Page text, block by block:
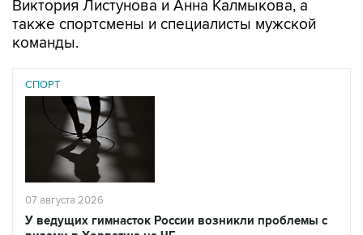
Виктория Листунова и Анна Калмыкова, а
также спортсмены и специалисты мужской
команды.
СПОРТ
07 августа 2026
У ведущих гимнасток России возникли проблемы с